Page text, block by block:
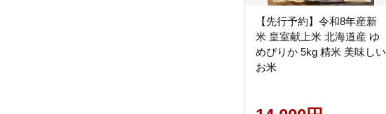
【先行予約】令和8年産新
米 皇室献上米 北海道産 ゆ
めぴりか 5kg 精米 美味しい
お米